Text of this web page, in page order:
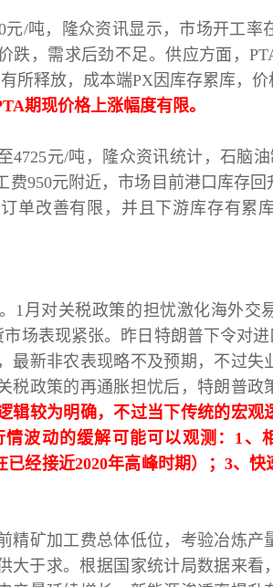
元/吨，隆众资讯显示，市场开工率
跌，需求后劲不足。供应方面，
所释放，成本端PX因库存累库，价
期现价格上涨幅度有限。
4725元/吨，隆众资讯统计，石脑
费950元附近，市场目前港口库存
单改善有限，并且下游库存有累库
1月对关税政策的担忧激化海外交
场表现紧张。昨日特朗普下令对
最新非农表现略不及预期，不过
税政策的再通胀担忧后，特朗普政
辑较为明确，不过当下传统的宏
波动的缓解可能可以观测： 1、
经接近2020年高峰时期）；3、快
精矿加工费总体低位，考验冶炼产
大于求。根据国家统计局数据来